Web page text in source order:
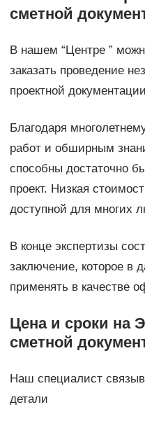
сметной
В нашем “Центре ”
заказать проведение
проектной
Благодаря
работ и обширным
способны достаточно
проект. Низкая
доступной для многих
В конце экспертизы
заключение, которое в
применять в качестве
Цена и сроки на
сметной
Наш специалист
детали